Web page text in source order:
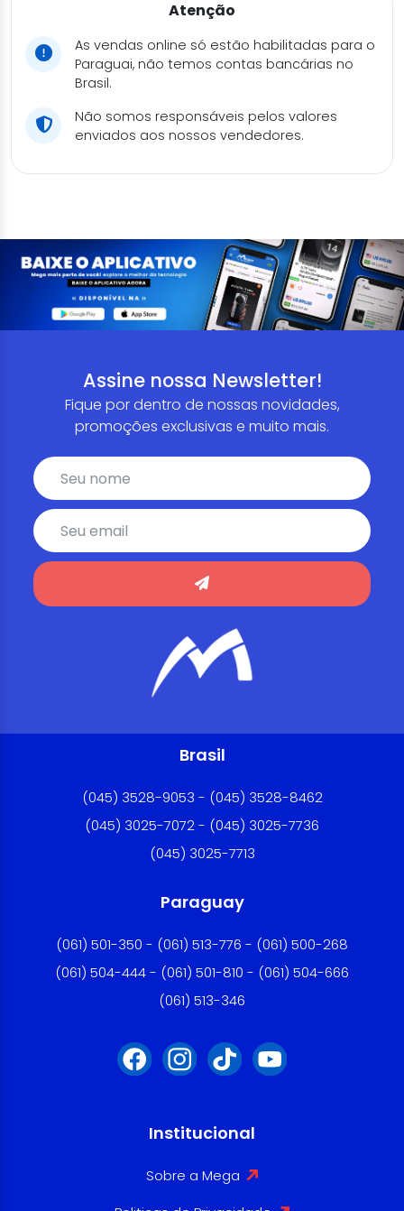
Atenção
As vendas online só estão habilitadas para o
Paraguai, não temos contas bancárias no
Brasil.
Não somos responsáveis pelos valores
enviados aos nossos vendedores.
Assine nossa Newsletter!
Fique por dentro de nossas novidades,
promoções exclusivas e muito mais.
Brasil
(045) 3528-9053 - (045) 3528-8462
(045) 3025-7072 - (045) 3025-7736
(045) 3025-7713
Paraguay
(061) 501-350 - (061) 513-776 - (061) 500-268
(061) 504-444 - (061) 501-810 - (061) 504-666
(061) 513-346
Institucional
Sobre a Mega